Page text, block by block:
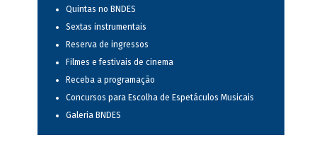
Quintas no BNDES
Sextas instrumentais
Reserva de ingressos
Filmes e festivais de cinema
Receba a programação
Concursos para Escolha de Espetáculos Musicais
Galeria BNDES